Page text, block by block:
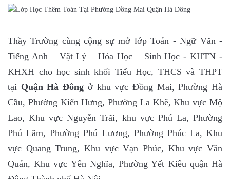
Thầy Trường cùng cộng sự mở lớp Toán - Ngữ Văn -
Tiếng Anh – Vật Lý – Hóa Học – Sinh Học - KHTN -
KHXH cho học sinh khối Tiểu Học, THCS và THPT
tại Quận Hà Đông ở khu vực Đồng Mai, Phường Hà
Cầu, Phường Kiến Hưng, Phường La Khê, Khu vực Mộ
Lao, Khu vực Nguyễn Trãi, khu vực Phú La, Phường
Phú Lãm, Phường Phú Lương, Phường Phúc La, Khu
vực Quang Trung, Khu vực Vạn Phúc, Khu vực Văn
Quán, Khu vực Yên Nghĩa, Phường Yết Kiêu quận Hà